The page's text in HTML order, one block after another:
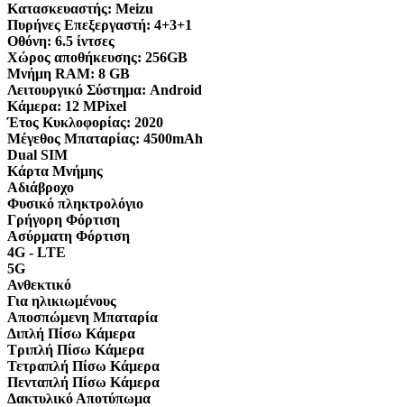
Κατασκευαστής: Meizu
Πυρήνες Επεξεργαστή: 4+3+1
Οθόνη: 6.5 ίντσες
Χώρος αποθήκευσης: 256GB
Μνήμη RAM: 8 GB
Λειτουργικό Σύστημα: Android
Κάμερα: 12 MPixel
Έτος Κυκλοφορίας: 2020
Μέγεθος Μπαταρίας: 4500mAh
Dual SIM
Κάρτα Μνήμης
Αδιάβροχο
Φυσικό πληκτρολόγιο
Γρήγορη Φόρτιση
Ασύρματη Φόρτιση
4G - LTE
5G
Ανθεκτικό
Για ηλικιωμένους
Αποσπώμενη Μπαταρία
Διπλή Πίσω Κάμερα
Τριπλή Πίσω Κάμερα
Τετραπλή Πίσω Κάμερα
Πενταπλή Πίσω Κάμερα
Δακτυλικό Αποτύπωμα